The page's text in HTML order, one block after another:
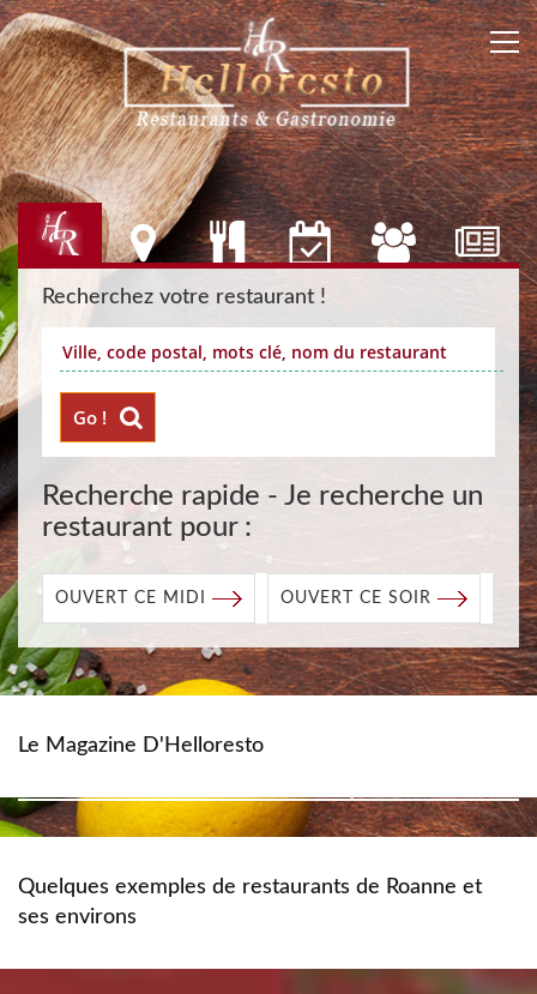
Recherchez votre restaurant !
Go !
Recherche rapide - Je recherche un
restaurant pour :
OUVERT CE MIDI OUVERT CE SOIR
Le Magazine D'Helloresto
Quelques exemples de restaurants de Roanne et
ses environs